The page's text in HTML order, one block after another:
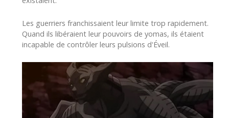
Les guerriers franchissaient leur limite trop rapidement.
Quand ils libéraient leur pouvoirs de yomas, ils étaient
incapable de contrôler leurs pulsions d'Éveil.